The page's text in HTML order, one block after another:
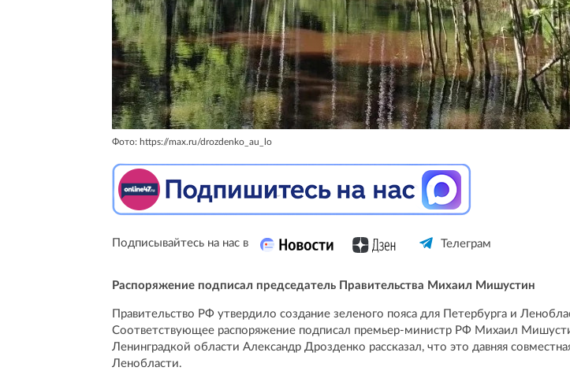
Фото: https://max.ru/drozdenko_au_lo
Подписывайтесь на нас в Телеграм
Распоряжение подписал председатель Правительства Михаил Мишустин
Правительство РФ утвердило создание зеленого пояса для Петербурга и
Соответствующее распоряжение подписал премьер-министр РФ Михаил
Ленинградкой области Александр Дрозденко рассказал, что это давняя
Ленобласти.